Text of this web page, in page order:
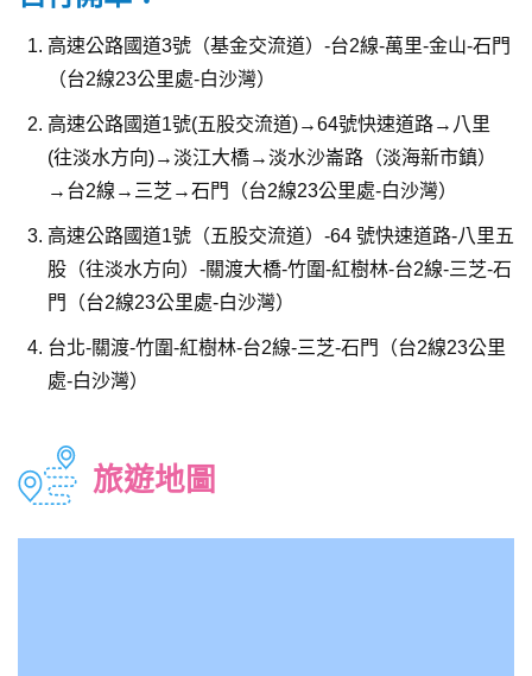
高速公路國道3號（基金交流道）-台2線-萬里-金山-石門
（台2線23公里處-白沙灣）
高速公路國道1號(五股交流道)→64號快速道路→八里
(往淡水方向)→淡江大橋→淡水沙崙路（淡海新市鎮）
→台2線→三芝→石門（台2線23公里處-白沙灣）
高速公路國道1號（五股交流道）-64 號快速道路-八里五
股（往淡水方向）-關渡大橋-竹圍-紅樹林-台2線-三芝-石
門（台2線23公里處-白沙灣）
台北-關渡-竹圍-紅樹林-台2線-三芝-石門（台2線23公里
處-白沙灣）
旅遊地圖